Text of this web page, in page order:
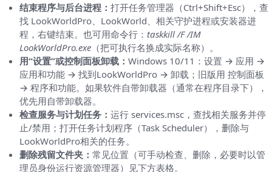
结束程序与后台进程： 打开任务管理器（Ctrl+Shift+Esc），查
找 LookWorldPro、LookWorld、相关守护进程或安装器进
程，右键结束。也可用命令行： taskkill /F /IM
LookWorldPro.exe （把可执行名换成实际名称）。
用“设置”或控制面板卸载： Windows 10/11：设置 → 应用 →
应用和功能 → 找到LookWorldPro → 卸载；旧版用 控制面板
→ 程序和功能。如果软件自带卸载器（通常在程序目录下），
优先用自带卸载器。
检查服务与计划任务： 运行 services.msc，查找相关服务并停
止/禁用；打开任务计划程序（Task Scheduler），删除与
LookWorldPro相关的任务。
删除残留文件夹： 常见位置（可手动检查、删除，必要时以管
理员身份运行资源管理器）见下方表格。